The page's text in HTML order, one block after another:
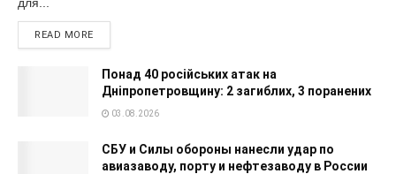
READ MORE
Понад 40 російських атак на
Дніпропетровщину: 2 загиблих, 3 поранених
03.08.2026
СБУ и Силы обороны нанесли удар по
авиазаводу, порту и нефтезаводу в России